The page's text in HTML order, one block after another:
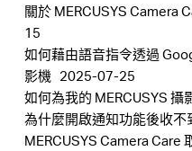
關於 MERCUSYS Camera
15
如何藉由語音指令透過
影機 2025-07-25
如何為我的 MERCUSYS 攝
為什麼開啟通知功能後收不
MERCUSYS Camera Care